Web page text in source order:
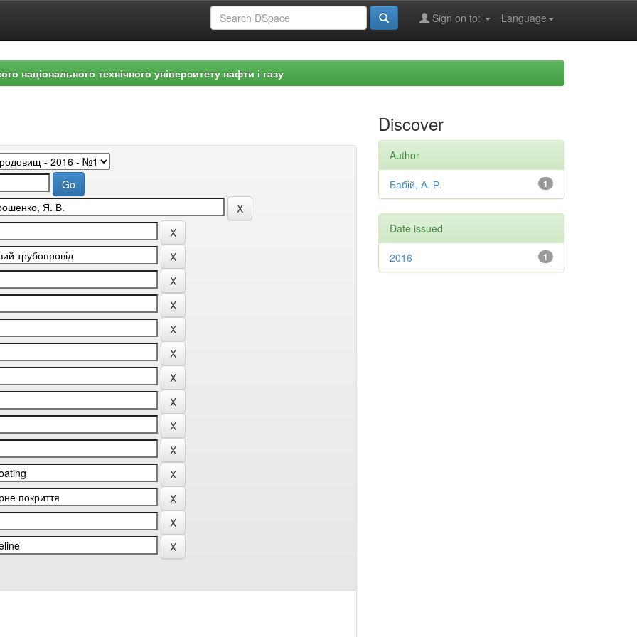
Language
Sign on to:
національного технічного університету нафти і газу
Discover
Author
1
Бабій, А. Р.
Date issued
1
2016